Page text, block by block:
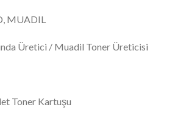
MUADIL
Üretici / Muadil Toner Üreticisi
Toner Kartuşu